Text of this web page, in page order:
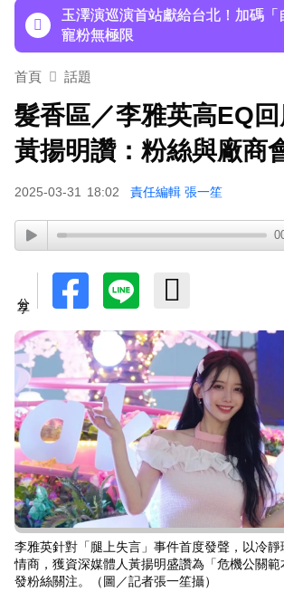
玉澤演巡演首站獻給台北！加碼「
寵粉無極限
快訊／方志友、楊銘威離婚 「無法
富婆砸錢拍短劇塞60場吻戲！男
養」 親上火線揭真相
代役
泰男團Dragon 5男星爆死訊！騎
屍河中驚見「20公斤重物」
女星告別9年演藝圈！轉行當計程
比演員賺更多
蔡阿嘎陷爭議！蘿拉神隱19個月首
騙集團回歸」回應了
下載東森App，隨時掌握天下大小
TWICE定延不續約！手寫信宣布
家成邊佑錫師妹
首頁 話題
髮香區／李雅英高EQ回
黃揚明讚：粉絲與廠商
2025-03-31 18:02 責任編輯 張一笙
李雅英針對「腿上失言」事件首度發聲，以冷
情商，獲資深媒體人黃揚明盛讚為「危機公關範
發粉絲關注。（圖／記者張一笙攝）